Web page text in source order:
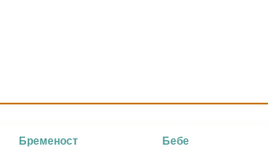
Бременост
Бебе